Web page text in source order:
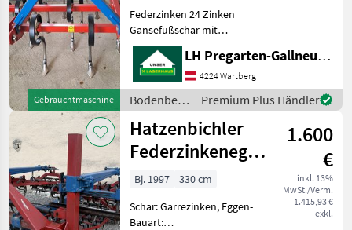
Gebrauchtmaschine
Federzinken 24 Zinken
Gänsefußschar mit
Stabwalze Tiefenführung
mech. Bodenbearbeitung
Grubber
LH Pregarten-Gallneukirchen, Pregarten
4224 Wartberg
Bodenbearbeitung
/
Hatzenbichler
Premium Plus Händler
Hatzenbichler
Federzinkenegge
mit 330 cm
1.600
€
inkl. 13%
MwSt./Verm.
1.415,93 €
exkl.
Bj. 1997
330 cm
Schar: Garrezinken, Eggen-
Bauart: